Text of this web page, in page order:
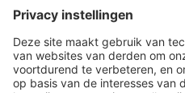
3316 GS Dordrecht
Nederland
Contact